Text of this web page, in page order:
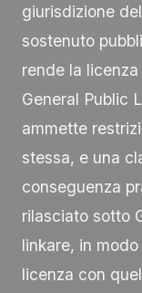
giurisdizione
sostenuto
rende la
General Public
ammette
stessa, e una
conseguenza
rilasciato sotto
linkare, in
licenza con